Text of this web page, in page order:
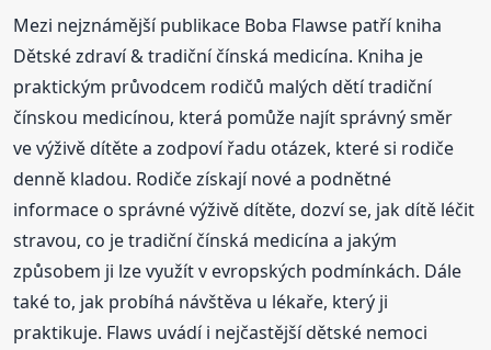
Mezi nejznámější publikace Boba Flawse patří kniha
Dětské zdraví & tradiční čínská medicína. Kniha je
praktickým průvodcem rodičů malých dětí tradiční
čínskou medicínou, která pomůže najít správný směr
ve výživě dítěte a zodpoví řadu otázek, které si rodiče
denně kladou. Rodiče získají nové a podnětné
informace o správné výživě dítěte, dozví se, jak dítě léčit
stravou, co je tradiční čínská medicína a jakým
způsobem ji lze využít v evropských podmínkách. Dále
také to, jak probíhá návštěva u lékaře, který ji
praktikuje. Flaws uvádí i nejčastější dětské nemoci